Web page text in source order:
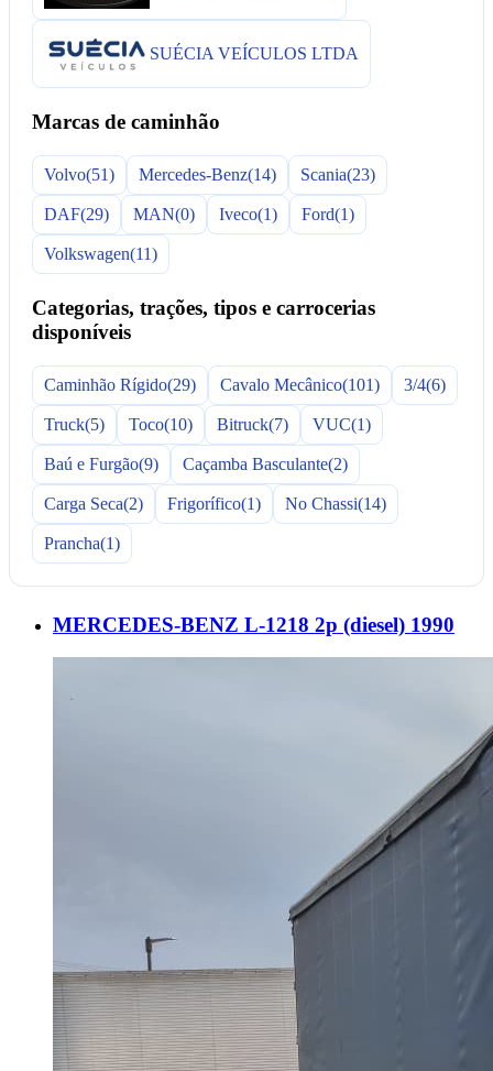
SUÉCIA VEÍCULOS LTDA
Marcas de caminhão
Volvo(51) Mercedes-Benz(14) Scania(23)
DAF(29) MAN(0) Iveco(1) Ford(1)
Volkswagen(11)
Categorias, trações, tipos e carrocerias
disponíveis
Caminhão Rígido(29) Cavalo Mecânico(101) 3/4(6)
Truck(5) Toco(10) Bitruck(7) VUC(1)
Baú e Furgão(9) Caçamba Basculante(2)
Carga Seca(2) Frigorífico(1) No Chassi(14)
Prancha(1)
MERCEDES-BENZ L-1218 2p (diesel) 1990